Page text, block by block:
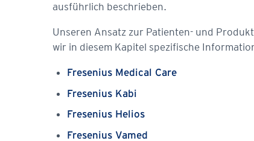
ausführlich beschrieben.
Unseren Ansatz zur Patienten- und
wir in diesem Kapitel spezifische
Fresenius Medical Care
Fresenius Kabi
Fresenius Helios
Fresenius Vamed